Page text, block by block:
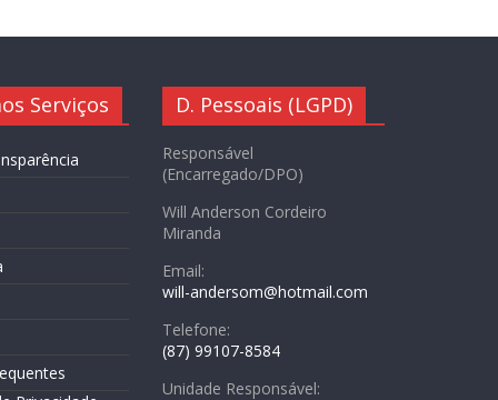
Serviços D. Pessoais (LGPD)
Responsável
(Encarregado/DPO)
Will Anderson Cordeiro
Miranda
Email:
will-andersom@hotmail.com
Telefone:
(87) 99107-8584
Unidade Responsável: